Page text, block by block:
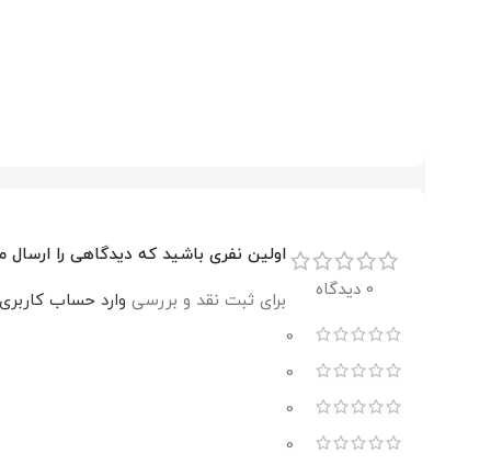
0 دیدگاه
0
0
0
0
اولین نفری باشید که دیدگاهی را ارسال می کنید برای
برای ثبت نقد و بررسی وارد حساب